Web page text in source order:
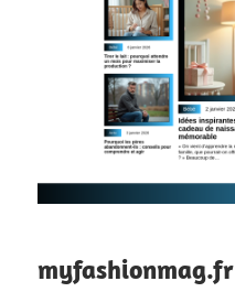
myfashionmag.fr